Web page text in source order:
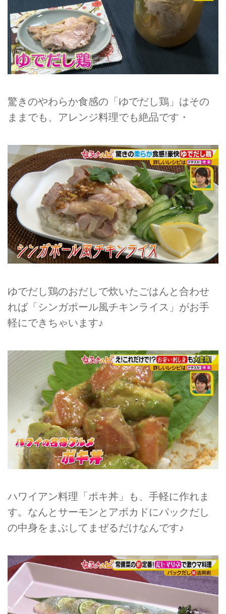
驚きのやわらか食感の「ゆでだし鶏」はその
ままでも、アレンジ料理でも絶品です・
ゆでだし鶏のおだしで炊いたごはんと合わせ
れば「シンガポール風チキンライス」がお手
軽にできちゃいます♪
ハワイアン料理「ポキ丼」も、手軽に作れま
す。なんとサーモンとアボカドにパックだし
の中身をまぶしてまぜるだけなんです♪